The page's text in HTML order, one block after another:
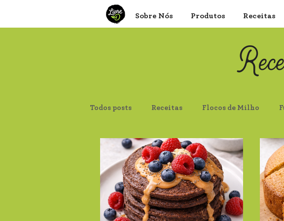
Sobre Nós Produtos Receitas
Todos posts Receitas Flocos de Milho
Canjica de Milho Aveia Flocos Finos
Psyllium Proteína de Soja Escura